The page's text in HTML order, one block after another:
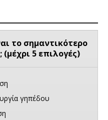
το σημαντικότερο
5 επιλογές)
γηπέδου